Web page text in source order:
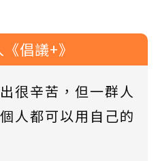
倡議+》
很辛苦，但一群人
人都可以用自己的